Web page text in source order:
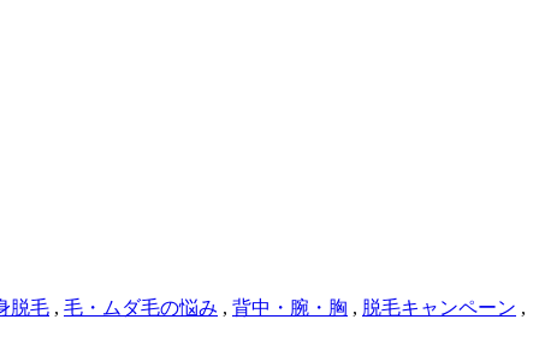
脱毛 , 毛・ムダ毛の悩み , 背中・腕・胸 , 脱毛キャンペーン ,